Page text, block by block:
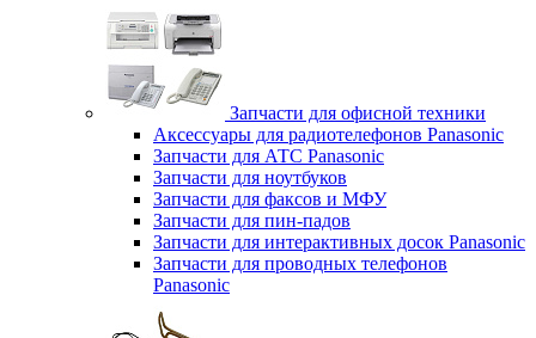
Запчасти для офисной техники
Аксессуары для радиотелефонов Panasonic
Запчасти для АТС Panasonic
Запчасти для ноутбуков
Запчасти для факсов и МФУ
Запчасти для пин-падов
Запчасти для интерактивных досок Panasonic
Запчасти для проводных телефонов
Panasonic